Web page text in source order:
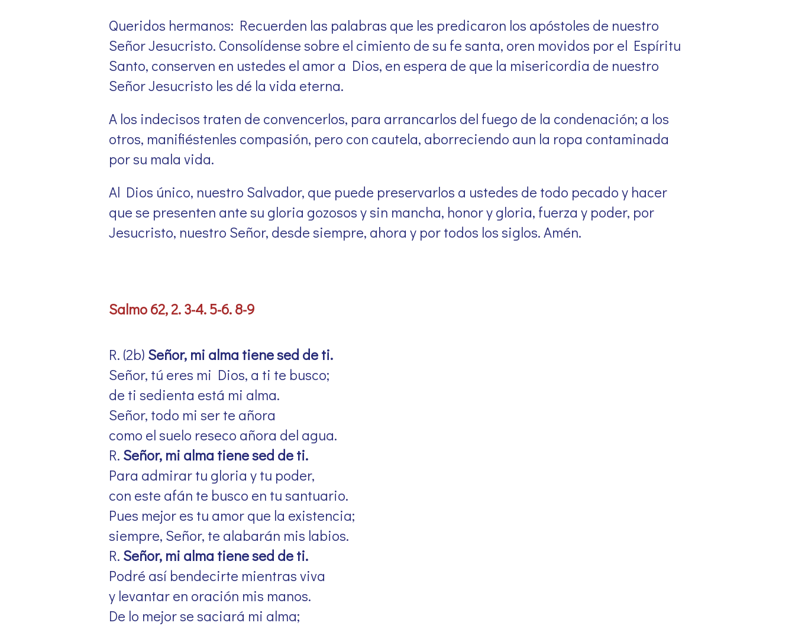
Queridos hermanos: Recuerden las palabras que les predicaron los apóstoles de nuestro
Señor Jesucristo. Consolídense sobre el cimiento de su fe santa, oren movidos por el Espíritu
Santo, conserven en ustedes el amor a Dios, en espera de que la misericordia de nuestro
Señor Jesucristo les dé la vida eterna.
A los indecisos traten de convencerlos, para arrancarlos del fuego de la condenación; a los
otros, manifiéstenles compasión, pero con cautela, aborreciendo aun la ropa contaminada
por su mala vida.
Al Dios único, nuestro Salvador, que puede preservarlos a ustedes de todo pecado y hacer
que se presenten ante su gloria gozosos y sin mancha, honor y gloria, fuerza y poder, por
Jesucristo, nuestro Señor, desde siempre, ahora y por todos los siglos. Amén.
Salmo 62, 2. 3-4. 5-6. 8-9
R. (2b) Señor, mi alma tiene sed de ti.
Señor, tú eres mi Dios, a ti te busco;
de ti sedienta está mi alma.
Señor, todo mi ser te añora
como el suelo reseco añora del agua.
R. Señor, mi alma tiene sed de ti.
Para admirar tu gloria y tu poder,
con este afán te busco en tu santuario.
Pues mejor es tu amor que la existencia;
siempre, Señor, te alabarán mis labios.
R. Señor, mi alma tiene sed de ti.
Podré así bendecirte mientras viva
y levantar en oración mis manos.
De lo mejor se saciará mi alma;